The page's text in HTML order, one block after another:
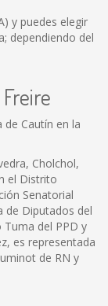
y puedes elegir
dependiendo del
de Cautín en la
Cholchol,
el Distrito
Senatorial
de Diputados del
del PPD y
es representada
de RN y